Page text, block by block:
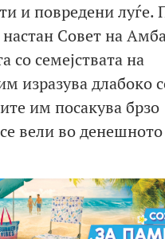
и повредени луѓе.
настан Совет на
со семејствата на
изразува длабоко
им посакува брзо
вели во денешното